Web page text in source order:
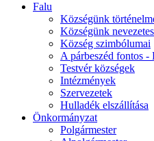
Falu
Községünk
Községünk
Község szimbólumai
A párbeszéd fontos
Testvér községek
Intézmények
Szervezetek
Hulladék elszállítása
Önkormányzat
Polgármester